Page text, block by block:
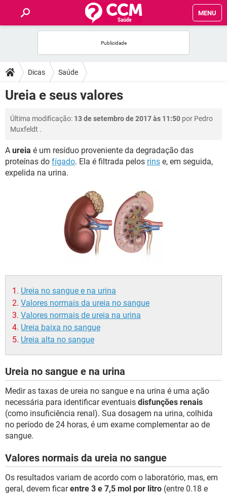
MENU
FÓRUM
SAÚDE
FAMÍLIA
BEM-ESTAR
Dicas Saúde
Ureia e seus valores
Última modificação: 13 de setembro de 2017 às 11:50 por Pedro
Muxfeldt .
A ureia é um resíduo proveniente da degradação das
proteínas do fígado. Ela é filtrada pelos rins e, em seguida,
expelida na urina.
Ureia no sangue e na urina
Valores normais da ureia no sangue
Valores normais de ureia na urina
Ureia baixa no sangue
Ureia alta no sangue
Ureia no sangue e na urina
Medir as taxas de ureia no sangue e na urina é uma ação
necessária para identificar eventuais disfunções renais
(como insuficiência renal). Sua dosagem na urina, colhida
no período de 24 horas, é um exame complementar ao de
sangue.
Valores normais da ureia no sangue
Os resultados variam de acordo com o laboratório, mas, em
geral, devem ficarentre 3 e 7,5 mol por litro (entre 0.18 e